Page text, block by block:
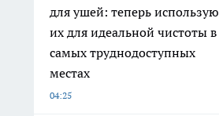
для ушей: теперь использую
их для идеальной чистоты в
самых труднодоступных
местах
04:25